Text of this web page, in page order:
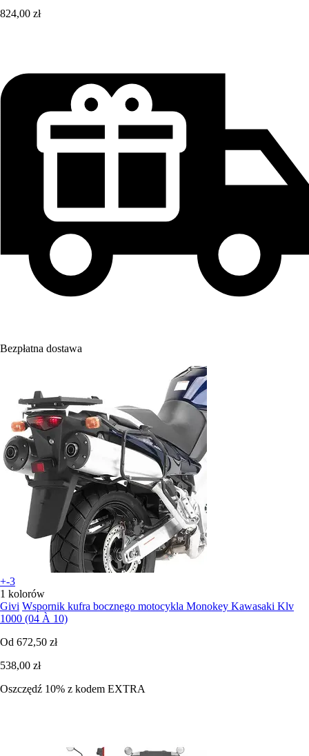
824,00 zł
Bezpłatna dostawa
+-3
1 kolorów
Givi Wspornik kufra bocznego motocykla Monokey Kawasaki Klv
1000 (04 À 10)
Od 672,50 zł
538,00 zł
Oszczędź 10% z kodem EXTRA